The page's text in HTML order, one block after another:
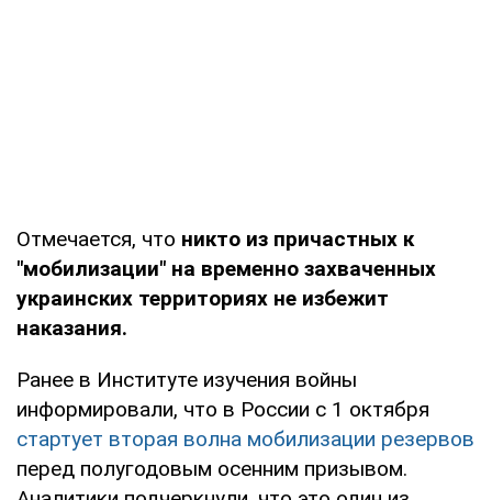
Отмечается, что никто из причастных к
"мобилизации" на временно захваченных
украинских территориях не избежит
наказания.
Ранее в Институте изучения войны
информировали, что в России с 1 октября
стартует вторая волна мобилизации резервов
перед полугодовым осенним призывом.